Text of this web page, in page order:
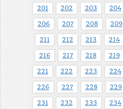
201 202 203 204
206 207 208 209
211 212 213 214
216 217 218 219
221 222 223 224
226 227 228 229
231 232 233 234